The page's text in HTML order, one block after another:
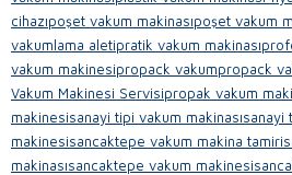
cihazıpoşet vakum makinasıpoşet vakum
vakumlama aletipratik vakum makinası
vakum makinesipropack vakumpropack
Vakum Makinesi Servisipropak vakum
makinesisanayi tipi vakum makinasısanayi
makinesisancaktepe vakum makina tamiri
makinasısancaktepe vakum makinesi